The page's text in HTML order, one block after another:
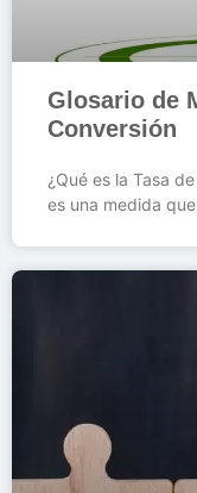
Glosario de
Conversión
¿Qué es la Tasa
es una medida